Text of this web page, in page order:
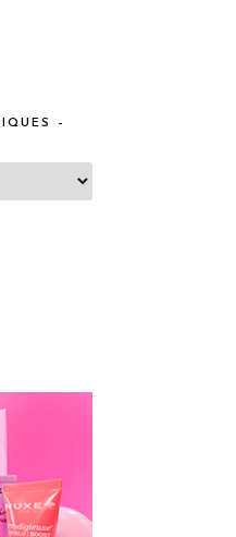
–